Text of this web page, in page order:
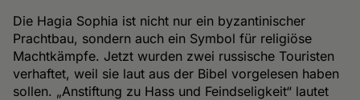
Die Hagia Sophia ist nicht nur ein byzantinischer
Prachtbau, sondern auch ein Symbol für religiöse
Machtkämpfe. Jetzt wurden zwei russische Touristen
verhaftet, weil sie laut aus der Bibel vorgelesen haben
sollen. „Anstiftung zu Hass und Feindseligkeit“ lautet